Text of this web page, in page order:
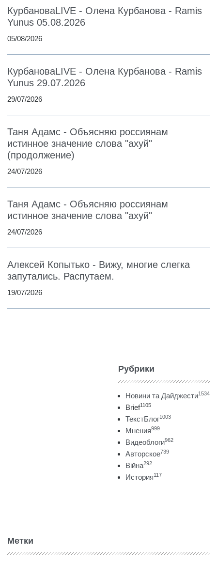
КурбановаLIVE - Олена Курбанова - Ramis
Yunus 05.08.2026
05/08/2026
КурбановаLIVE - Олена Курбанова - Ramis
Yunus 29.07.2026
29/07/2026
Таня Адамс - Объясняю россиянам
истинное значение слова "ахуй"
(продолжение)
24/07/2026
Таня Адамс - Объясняю россиянам
истинное значение слова "ахуй"
24/07/2026
Алексей Копытько - Вижу, многие слегка
запутались. Распутаем.
19/07/2026
Рубрики
Новини та Дайджести1534
Brief1105
ТекстБлог1003
Мнения999
Видеоблоги962
Авторское739
Війна292
История117
Метки